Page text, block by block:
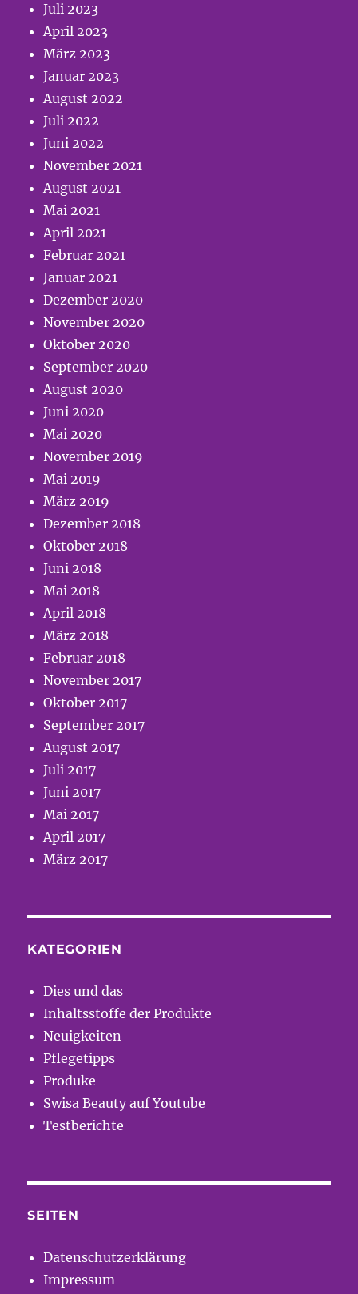
Juli 2023
April 2023
März 2023
Januar 2023
August 2022
Juli 2022
Juni 2022
November 2021
August 2021
Mai 2021
April 2021
Februar 2021
Januar 2021
Dezember 2020
November 2020
Oktober 2020
September 2020
August 2020
Juni 2020
Mai 2020
November 2019
Mai 2019
März 2019
Dezember 2018
Oktober 2018
Juni 2018
Mai 2018
April 2018
März 2018
Februar 2018
November 2017
Oktober 2017
September 2017
August 2017
Juli 2017
Juni 2017
Mai 2017
April 2017
März 2017
KATEGORIEN
Dies und das
Inhaltsstoffe der Produkte
Neuigkeiten
Pflegetipps
Produke
Swisa Beauty auf Youtube
Testberichte
SEITEN
Datenschutzerklärung
Impressum